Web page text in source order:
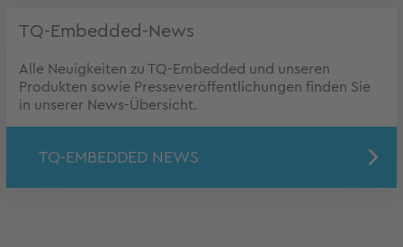
TQ-Embedded-News
Alle Neuigkeiten zu TQ-Embedded und unseren
Produkten sowie Presseveröffentlichungen finden Sie
in unserer News-Übersicht.
TQ-EMBEDDED NEWS